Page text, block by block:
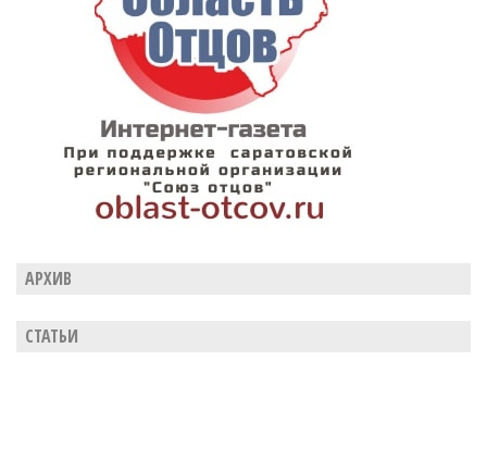
АРХИВ
СТАТЬИ